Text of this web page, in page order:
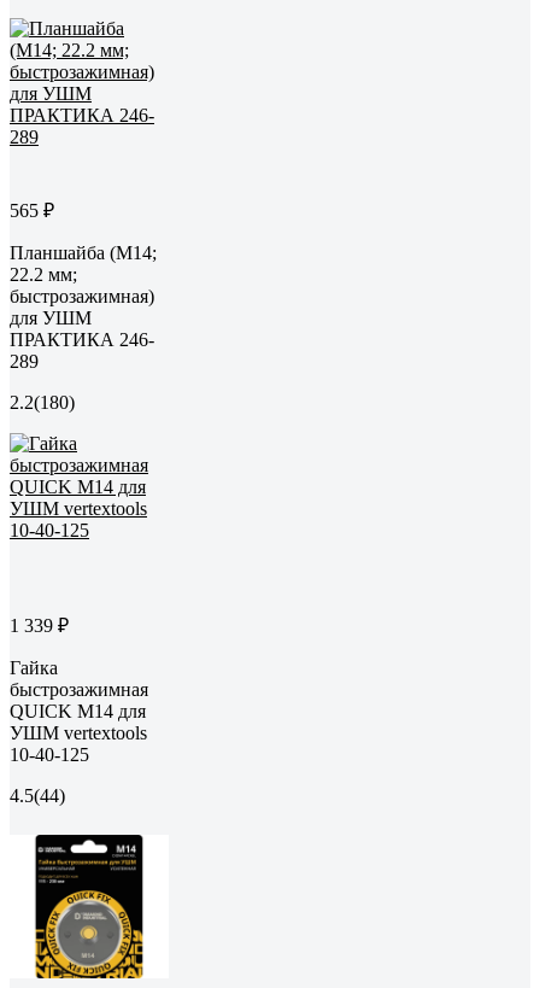
565 ₽
Планшайба (М14;
22.2 мм;
быстрозажимная)
для УШМ
ПРАКТИКА 246-
289
2.2(180)
1 339 ₽
Гайка
быстрозажимная
QUICK М14 для
УШМ vertextools
10-40-125
4.5(44)